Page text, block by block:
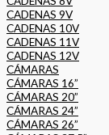
CADENAS 9V
CADENAS 10V
CADENAS 11V
CADENAS 12V
CÁMARAS
CÁMARAS 16”
CÁMARAS 20”
CÁMARAS 24”
CÁMARAS 26”